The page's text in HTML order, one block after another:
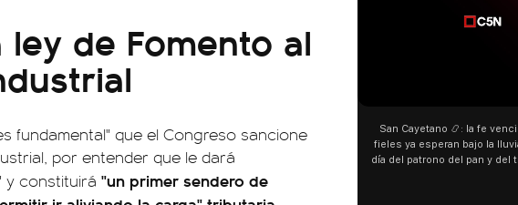
de Fomento al
fundamental" que el Congreso sancione
por entender que le dará
y constituirá "un primer sendero de
San Cayetano 📿: la fe venció al agua y los
fieles ya esperan bajo la lluvia ➡️ A horas del
día del patrono del pan y del trabajo, miles de
personas acampan en Liniers para agradecer
y pedir. 🎙️ @bernardomagnago
“Preferís la
¿Indirecta
"Te vi", su
encontrar